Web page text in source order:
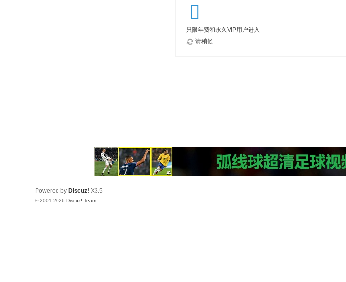
只限年费和永久VIP用户进入
请稍候...
Powered by Discuz! X3.5
© 2001-2026 Discuz! Team